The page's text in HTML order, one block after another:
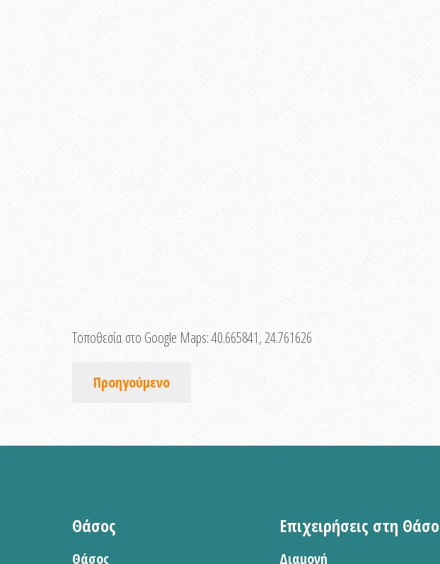
Τοποθεσία στο Google Maps:40.665841, 24.761626
Προηγούμενο
Θάσος
Θάσος
Επιχειρήσεις στη Θάσο
Διαμονή